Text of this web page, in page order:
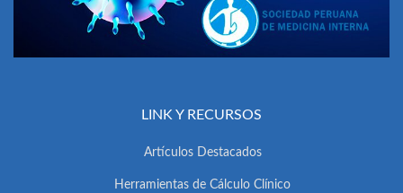
LINK Y RECURSOS
Artículos Destacados
Herramientas de Cálculo Clínico